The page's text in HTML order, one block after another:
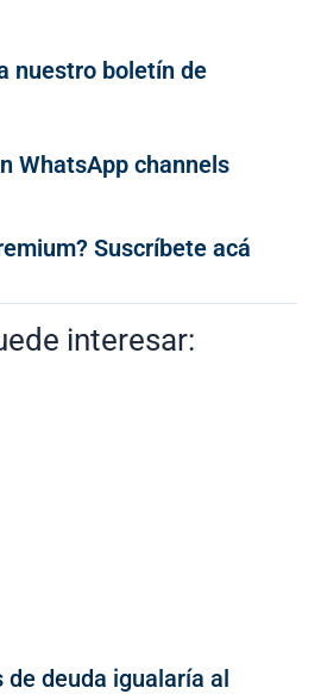
nuestro boletín de
WhatsApp channels
Suscríbete acá
interesar:
de deuda igualaría al